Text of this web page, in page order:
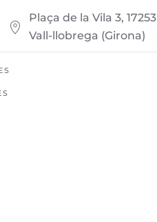
Plaça de la Vila 3, 17253
Vall-llobrega (Girona)